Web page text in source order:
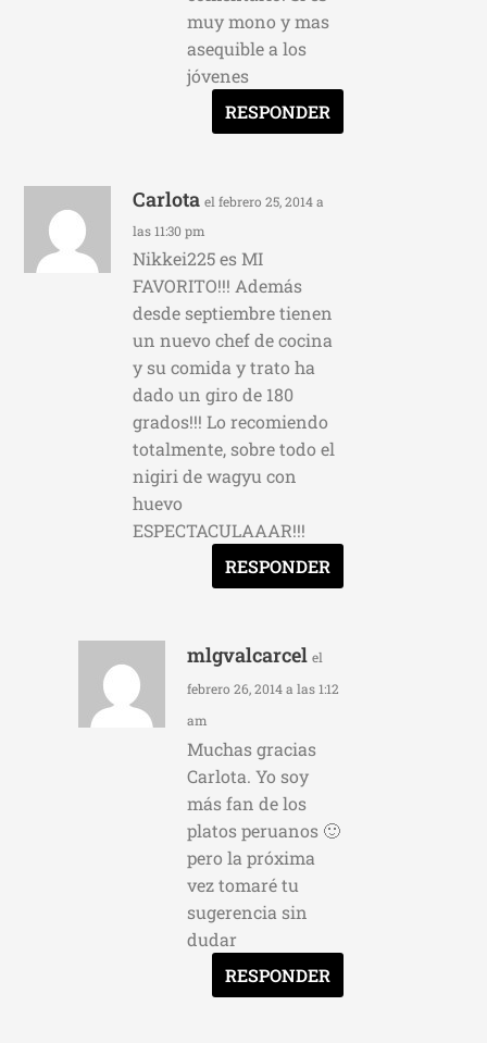
muy mono y mas
asequible a los
jóvenes
RESPONDER
Carlota el febrero 25, 2014 a
las 11:30 pm
Nikkei225 es MI
FAVORITO!!! Además
desde septiembre tienen
un nuevo chef de cocina
y su comida y trato ha
dado un giro de 180
grados!!! Lo recomiendo
totalmente, sobre todo el
nigiri de wagyu con
huevo
ESPECTACULAAAR!!!
RESPONDER
mlgvalcarcel el
febrero 26, 2014 a las 1:12
am
Muchas gracias
Carlota. Yo soy
más fan de los
platos peruanos 🙂
pero la próxima
vez tomaré tu
sugerencia sin
dudar
RESPONDER